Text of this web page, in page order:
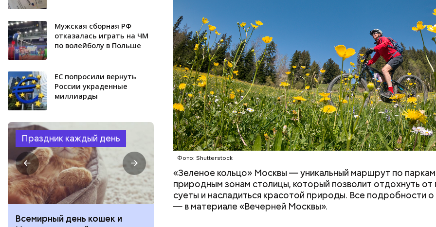
Мужская сборная РФ
отказалась играть на ЧМ
по волейболу в Польше
ЕС попросили вернуть
России украденные
миллиарды
Праздник каждый день
Всемирный день кошек и
Фото: Shutterstock
«Зеленое кольцо» Москвы — уникальный маршрут по
природным зонам столицы, который позволит отдохнуть от
суеты и насладиться красотой природы. Все подробности
— в материале «Вечерней Москвы».